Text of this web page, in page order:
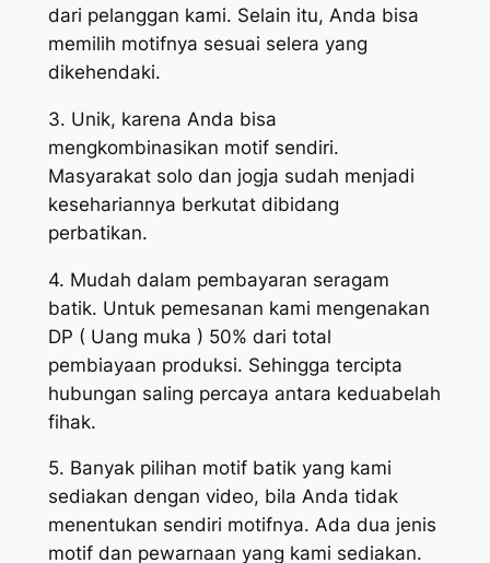
dari pelanggan kami. Selain itu, Anda bisa
memilih motifnya sesuai selera yang
dikehendaki.
3. Unik, karena Anda bisa
mengkombinasikan motif sendiri.
Masyarakat solo dan jogja sudah menjadi
kesehariannya berkutat dibidang
perbatikan.
4. Mudah dalam pembayaran seragam
batik. Untuk pemesanan kami mengenakan
DP ( Uang muka ) 50% dari total
pembiayaan produksi. Sehingga tercipta
hubungan saling percaya antara keduabelah
fihak.
5. Banyak pilihan motif batik yang kami
sediakan dengan video, bila Anda tidak
menentukan sendiri motifnya. Ada dua jenis
motif dan pewarnaan yang kami sediakan.